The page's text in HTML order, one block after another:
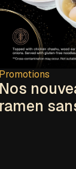
Promotions
Nos
ramen